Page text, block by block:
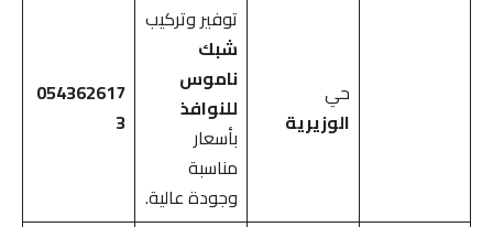
حي
الوزيرية
توفير وتركيب
شبك
ناموس
للنوافذ
بأسعار
مناسبة
وجودة عالية.
054362617
3